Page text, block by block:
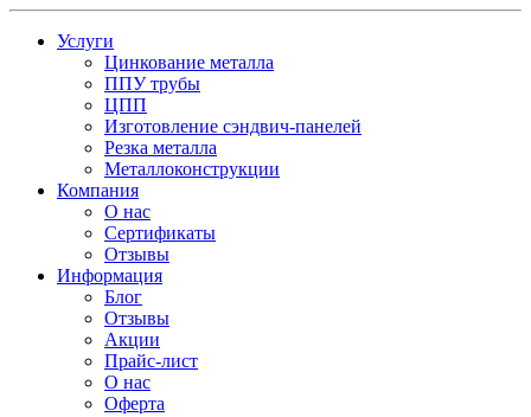
Услуги
Цинкование металла
ППУ трубы
ЦПП
Изготовление сэндвич-панелей
Резка металла
Металлоконструкции
Компания
О нас
Сертификаты
Отзывы
Информация
Блог
Отзывы
Акции
Прайс-лист
О нас
Оферта